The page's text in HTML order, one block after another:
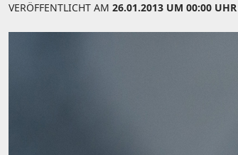
VERÖFFENTLICHT AM 26.01.2013 UM 00:00 UHR